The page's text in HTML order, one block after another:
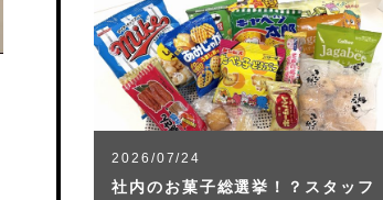
2026/07/24
社内のお菓子総選挙！？スタッフ